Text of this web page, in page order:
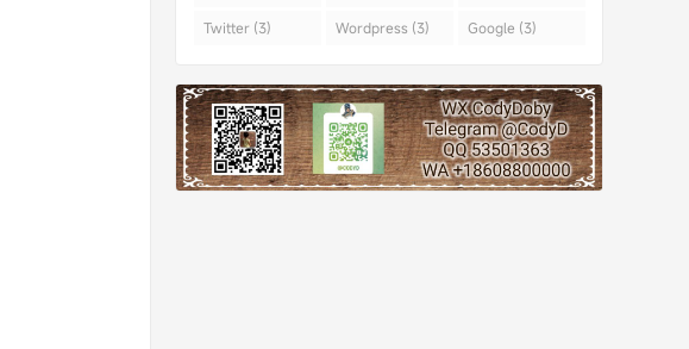
Twitter (3) Wordpress (3) Google (3)